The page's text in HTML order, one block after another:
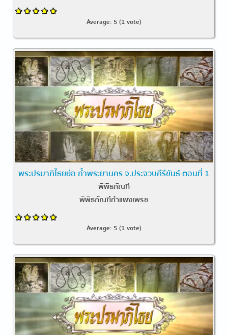
Average: 5 (1 vote)
พระปรมาภิไธยย่อ ถ้ำพระยานคร จ.ประจวบคีรีขันธ์ ตอนที่ 1
พิพิธภัณฑ์
พิพิธภัณฑ์กำแพงเพรช
Average: 5 (1 vote)